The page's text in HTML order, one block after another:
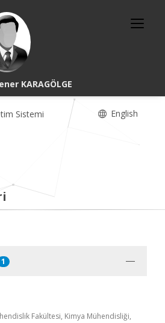
KARAGÖLGE
Sistemi English
1
Fakültesi, Kimya Mühendisliği,